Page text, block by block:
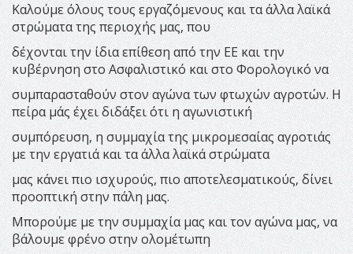
Καλούμε όλους τους εργαζόμενους και τα άλλα λαϊκά
στρώματα της περιοχής μας, που
δέχονται την ίδια επίθεση από την ΕΕ και την
κυβέρνηση στο Ασφαλιστικό και στο Φορολογικό να
συμπαρασταθούν στον αγώνα των φτωχών αγροτών. Η
πείρα μάς έχει διδάξει ότι η αγωνιστική
συμπόρευση, η συμμαχία της μικρομεσαίας αγροτιάς
με την εργατιά και τα άλλα λαϊκά στρώματα
μας κάνει πιο ισχυρούς, πιο αποτελεσματικούς, δίνει
προοπτική στην πάλη μας.
Μπορούμε με την συμμαχία μας και τον αγώνα μας, να
βάλουμε φρένο στην ολομέτωπη